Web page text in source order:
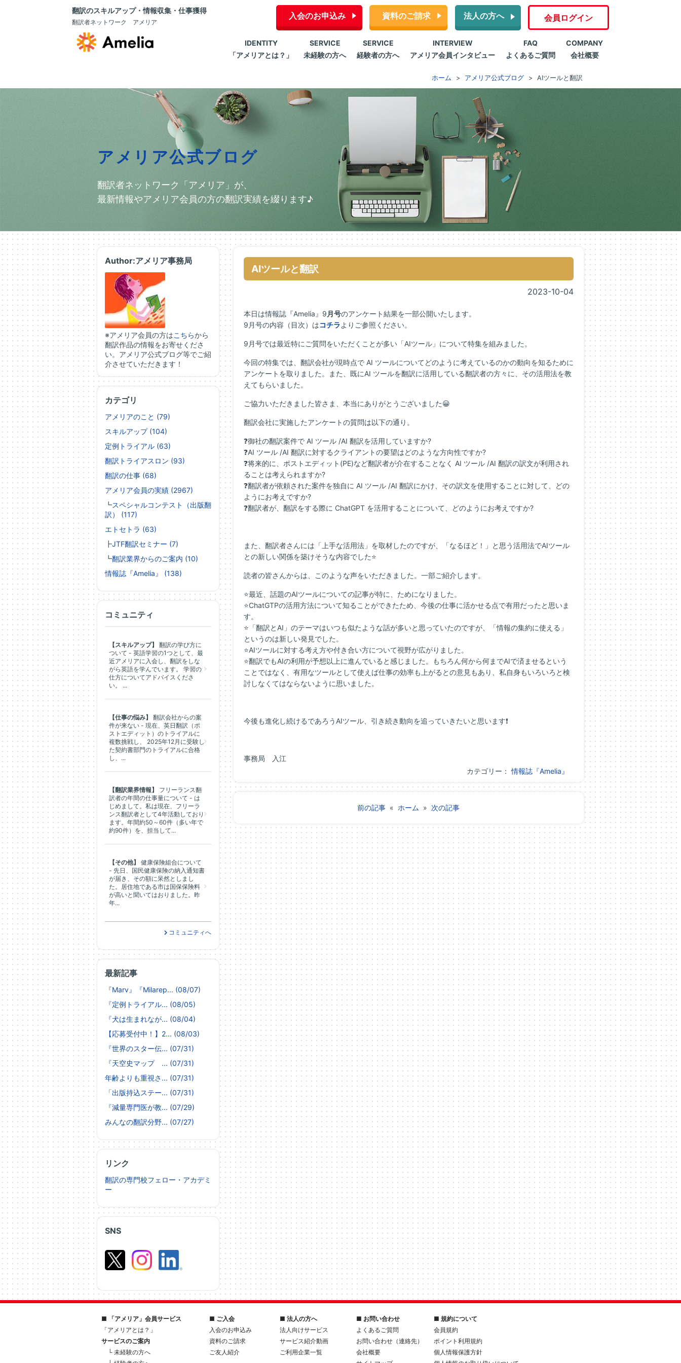
翻訳のスキルアップ・情報収集・仕事獲得
翻訳者ネットワーク アメリア
入会のお申込み 資料のご請求 法人の方へ 会員ログイン
IDENTITY
「アメリアとは？」
SERVICE
未経験の方へ
SERVICE
経験者の方へ
INTERVIEW
アメリア会員インタビュー
FAQ
よくあるご質問
COMPANY
会社概要
ホーム アメリア公式ブログ AIツールと翻訳
アメリア公式ブログ
翻訳者ネットワーク「アメリア」が、
最新情報やアメリア会員の方の翻訳実績を綴ります♪
AIツールと翻訳
2023-10-04
本日は情報誌『Amelia』9 月号のアンケート結果を一部公開いたします。
9月号の内容（目次）はコチラ よりご参照ください。
9月号では最近特にご質問をいただくことが多い「AIツール」について特集を組みました。
今回の特集では、翻訳会社が現時点で AI ツールについてどのように考えているのかの動向を知るために
アンケートを取りました。また、既にAI ツールを翻訳に活用している翻訳者の方々に、その活用法を教
えてもらいました。
ご協力いただきました皆さま、本当にありがとうございました😀
翻訳会社に実施したアンケートの質問は以下の通り。
❓御社の翻訳案件で AI ツール /AI 翻訳を活用していますか?
❓AI ツール /AI 翻訳に対するクライアントの要望はどのような方向性ですか?
❓将来的に、ポストエディット(PE)など翻訳者が介在することなく AI ツール /AI 翻訳の訳文が利用され
ることは考えられますか?
❓翻訳者が依頼された案件を独自に AI ツール /AI 翻訳にかけ、その訳文を使用することに対して、どの
ようにお考えですか?
❓翻訳者が、翻訳をする際に ChatGPT を活用することについて、どのようにお考えですか?
また、翻訳者さんには「上手な活用法」を取材したのですが、「なるほど！」と思う活用法でAIツール
との新しい関係を築けそうな内容でした⭐
読者の皆さんからは、このような声をいただきました。一部ご紹介します。
⭐最近、話題のAIツールについての記事が特に、ためになりました。
⭐ChatGTPの活用方法について知ることができたため、今後の仕事に活かせる点で有用だったと思いま
す。
⭐「翻訳とAI」のテーマはいつも似たような話が多いと思っていたのですが、「情報の集約に使える」
というのは新しい発見でした。
⭐AIツールに対する考え方や付き合い方について視野が広がりました。
⭐翻訳でもAIの利用が予想以上に進んでいると感じました。もちろん何から何までAIで済ませるという
ことではなく、有用なツールとして使えば仕事の効率も上がるとの意見もあり、私自身もいろいろと検
討しなくてはならないように思いました。
今後も進化し続けるであろうAIツール、引き続き動向を追っていきたいと思います❗
事務局 入江
カテゴリー：情報誌『Amelia』
前の記事 « ホーム » 次の記事
Author:アメリア事務局
※アメリア会員の方はこちらから
翻訳作品の情報をお寄せくださ
い。アメリア公式ブログ等でご紹
介させていただきます！
SNS
カテゴリ
アメリアのこと (79)
スキルアップ (104)
定例トライアル (63)
翻訳トライアスロン (93)
翻訳の仕事 (68)
アメリア会員の実績 (2967)
┗スペシャルコンテスト（出版翻
訳） (117)
エトセトラ (63)
┣JTF翻訳セミナー (7)
┗翻訳業界からのご案内 (10)
情報誌『Amelia』 (138)
最新記事
『Marv』『Milarep... (08/07)
『定例トライアル... (08/05)
『犬は生まれなが... (08/04)
【応募受付中！】2... (08/03)
『世界のスター伝... (07/31)
『天空史マップ ... (07/31)
年齢よりも重視さ... (07/31)
「出版持込ステー... (07/31)
『減量専門医が教... (07/29)
みんなの翻訳分野... (07/27)
リンク
翻訳の専門校フェロー・アカデミ
ー
コミュニティ
【スキルアップ】
翻訳の学び方に
ついて - 英語学習の1つとして、最
近アメリアに入会し、翻訳をしな
がら英語を学んでいます。 学習の
仕方についてアドバイスくださ
い。 ...
【仕事の悩み】
翻訳会社からの案
件が来ない - 現在、英日翻訳（ポ
ストエディット）のトライアルに
複数挑戦し、 2025年12月に受験し
た契約書部門のトライアルに合格
し、...
【翻訳業界情報】
フリーランス翻
訳者の年間の仕事量について - は
じめまして。私は現在、フリーラ
ンス翻訳者として4年活動しており
ます。年間約50～60件（多い年で
約90件）を、担当して...
【その他】
健康保険組合について
- 先日、国民健康保険の納入通知書
が届き、その額に呆然としまし
た。居住地である市は国保保険料
が高いと聞いてはおりました。昨
年...
コミュニティへ
■ 「アメリア」会員サービス
「アメリアとは？」
サービスのご案内
└ 未経験の方へ
■ ご入会
入会のお申込み
資料のご請求
ご友人紹介
■ 法人の方へ
法人向けサービス
サービス紹介動画
ご利用企業一覧
■ お問い合わせ
よくあるご質問
お問い合わせ（連絡先）
会社概要
■ 規約について
会員規約
ポイント利用規約
個人情報保護方針